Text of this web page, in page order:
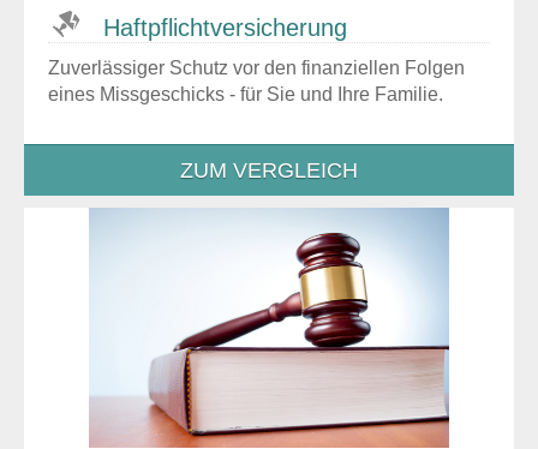
Haftpflicht­versicherung
Zuverlässiger Schutz vor den finanziellen Folgen
eines Missgeschicks - für Sie und Ihre Familie.
ZUM VERGLEICH